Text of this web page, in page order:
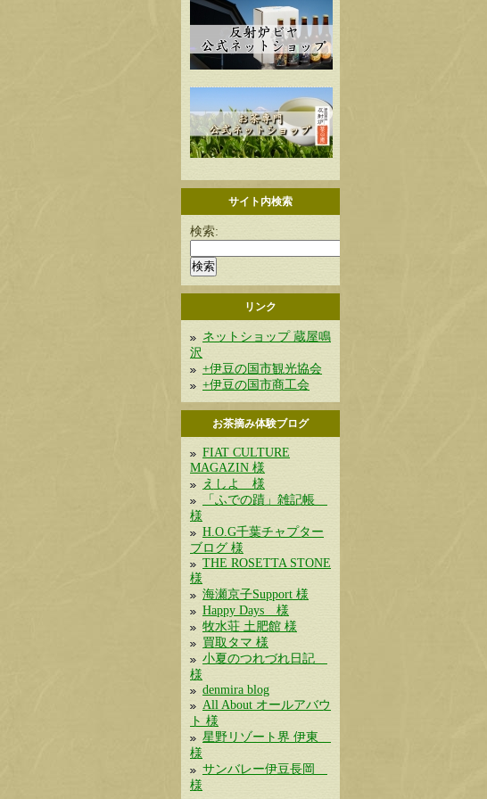
サイト内検索
検索:
リンク
ネットショップ 蔵屋鳴
沢
+伊豆の国市観光協会
+伊豆の国市商工会
お茶摘み体験ブログ
FIAT CULTURE
MAGAZIN 様
えしよ 様
「ふでの蹟」雑記帳
様
H.O.G千葉チャプター
ブログ 様
THE ROSETTA STONE
様
海瀬京子Support 様
Happy Days 様
牧水荘 土肥館 様
買取タマ 様
小夏のつれづれ日記
様
denmira blog
All About オールアバウ
ト 様
星野リゾート界 伊東
様
サンバレー伊豆長岡
様